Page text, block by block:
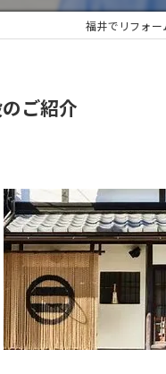
リー
福井でリフォー
ご紹介